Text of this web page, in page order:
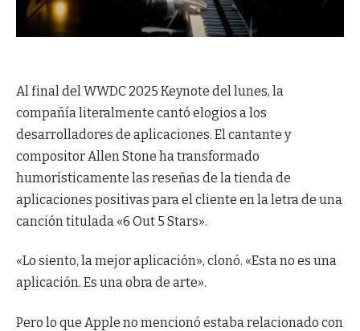
Al final del WWDC 2025 Keynote del lunes, la
compañía literalmente cantó elogios a los
desarrolladores de aplicaciones. El cantante y
compositor Allen Stone ha transformado
humorísticamente las reseñas de la tienda de
aplicaciones positivas para el cliente en la letra de una
canción titulada «6 Out 5 Stars».
«Lo siento, la mejor aplicación», clonó. «Esta no es una
aplicación. Es una obra de arte».
Pero lo que Apple no mencionó estaba relacionado con